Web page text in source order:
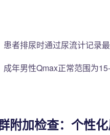
患者排尿时通过尿流计记录
成年男性Qmax正常范围为
附加检查：个性